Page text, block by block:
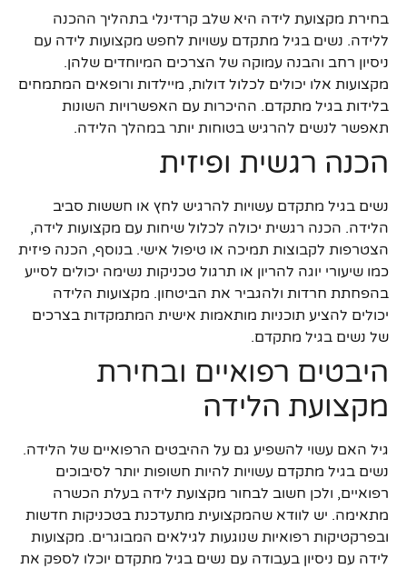
בחירת מקצועת לידה היא שלב קרדינלי בתהליך ההכנה
ללידה. נשים בגיל מתקדם עשויות לחפש מקצועות לידה עם
ניסיון רחב והבנה עמוקה של הצרכים המיוחדים שלהן.
מקצועות אלו יכולים לכלול דולות, מיילדות ורופאים המתמחים
בלידות בגיל מתקדם. ההיכרות עם האפשרויות השונות
תאפשר לנשים להרגיש בטוחות יותר במהלך הלידה.
הכנה רגשית ופיזית
נשים בגיל מתקדם עשויות להרגיש לחץ או חששות סביב
הלידה. הכנה רגשית יכולה לכלול שיחות עם מקצועות לידה,
הצטרפות לקבוצות תמיכה או טיפול אישי. בנוסף, הכנה פיזית
כמו שיעורי יוגה להריון או תרגול טכניקות נשימה יכולים לסייע
בהפחתת חרדות ולהגביר את הביטחון. מקצועות הלידה
יכולים להציע תוכניות מותאמות אישית המתמקדות בצרכים
של נשים בגיל מתקדם.
היבטים רפואיים ובחירת
מקצועת הלידה
גיל האם עשוי להשפיע גם על ההיבטים הרפואיים של הלידה.
נשים בגיל מתקדם עשויות להיות חשופות יותר לסיבוכים
רפואיים, ולכן חשוב לבחור מקצועת לידה בעלת הכשרה
מתאימה. יש לוודא שהמקצועית מתעדכנת בטכניקות חדשות
ובפרקטיקות רפואיות שנוגעות לגילאים המבוגרים. מקצועות
לידה עם ניסיון בעבודה עם נשים בגיל מתקדם יוכלו לספק את